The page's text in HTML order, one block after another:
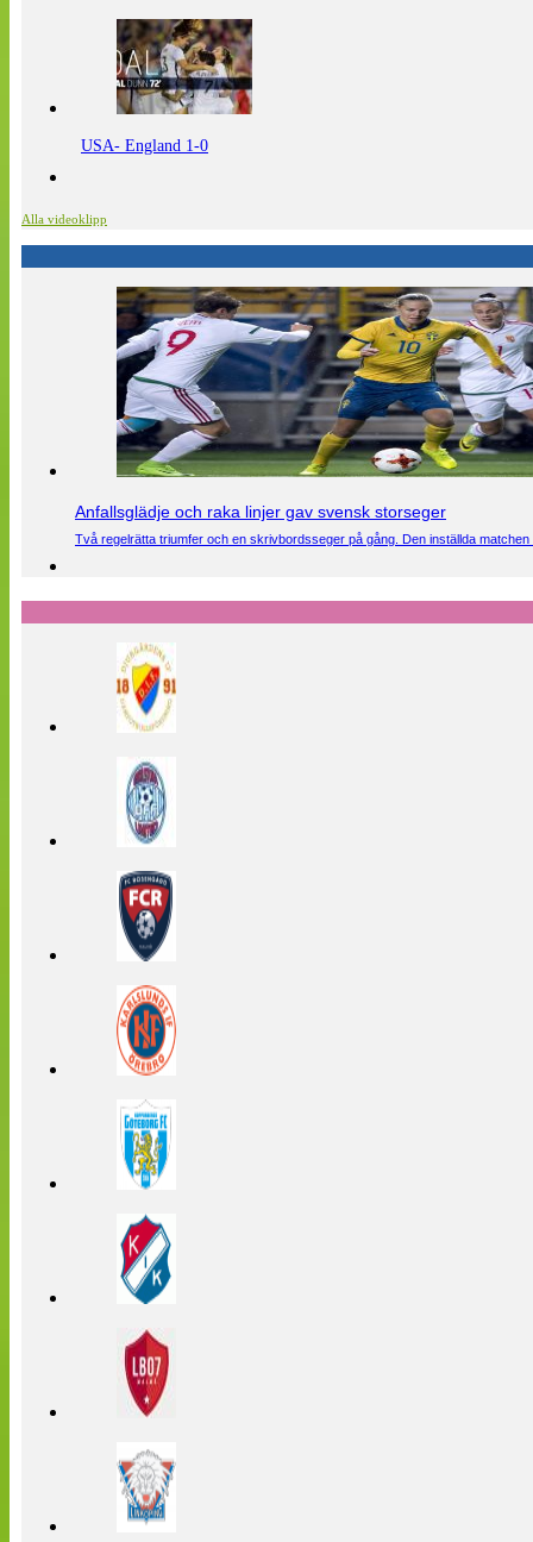
USA- England 1-0
Alla videoklipp
Anfallsglädje och raka linjer gav svensk storseger
Två regelrätta triumfer och en skrivbordsseger på gång. Den inställda